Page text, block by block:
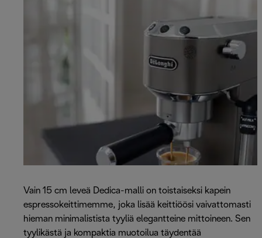
Vain 15 cm leveä Dedica-malli on toistaiseksi kapein
espressokeittimemme, joka lisää keittiöösi vaivattomasti
hieman minimalistista tyyliä elegantteine mittoineen. Sen
tyylikästä ja kompaktia muotoilua täydentää